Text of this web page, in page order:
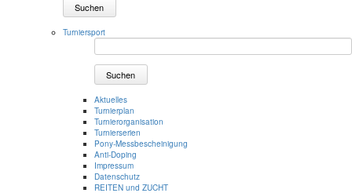
Suchen
Turniersport
Suchen
Aktuelles
Turnierplan
Turnierorganisation
Turnierserien
Pony-Messbescheinigung
Anti-Doping
Impressum
Datenschutz
REITEN und ZUCHT